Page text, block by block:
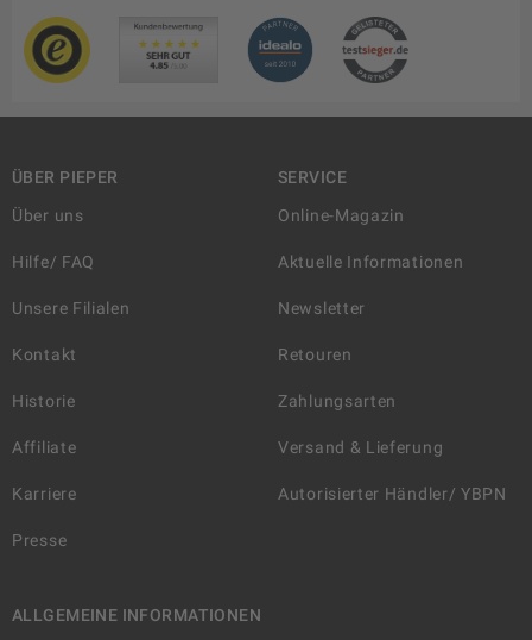
ÜBER PIEPER
Über uns
Hilfe/ FAQ
Unsere Filialen
Kontakt
Historie
Affiliate
Karriere
Presse
SERVICE
Online-Magazin
Aktuelle Informationen
Newsletter
Retouren
Zahlungsarten
Versand & Lieferung
Autorisierter Händler/ YBPN
ALLGEMEINE INFORMATIONEN